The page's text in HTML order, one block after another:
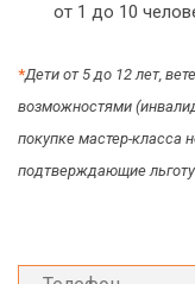
от 1 до 10
*Дети от 5 до 12 лет,
возможностями
покупке мастер-класса
подтверждающие